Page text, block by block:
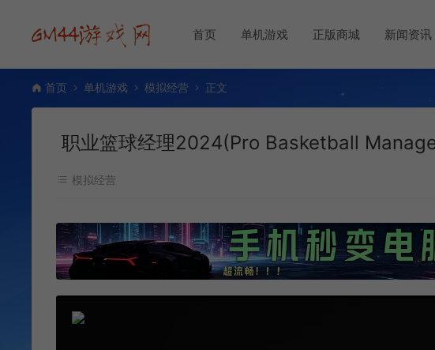
首页 单机游戏 正版商城 新闻资讯
首页 单机游戏 模拟经营 正文
职业篮球经理2024(Pro Basketball
模拟经营